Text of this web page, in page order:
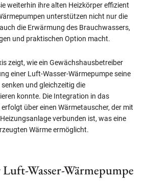
weiterhin ihre alten Heizkörper effizient
unterstützen nicht nur die
die Erwärmung des Brauchwassers,
und praktischen Option macht.
zeigt, wie ein Gewächshausbetreiber
einer Luft-Wasser-Wärmepumpe seine
und gleichzeitig die
konnte. Die Integration in das
über einen Wärmetauscher, der mit
verbunden ist, was eine
Wärme ermöglicht.
Wasser-Wärmepumpe